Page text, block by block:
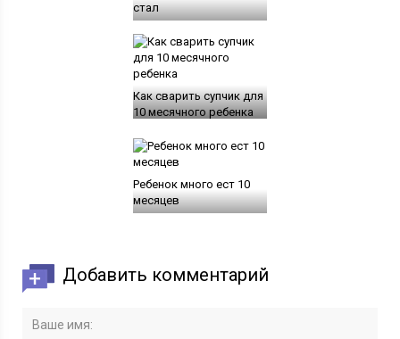
стал
Как сварить супчик для
10 месячного ребенка
Ребенок много ест 10
месяцев
Добавить комментарий